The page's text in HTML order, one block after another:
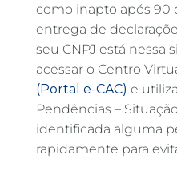
como inapto após 90
entrega de
seu CNPJ está nessa
acessar o Centro
(Portal e-CAC) e
Pendências –
identificada alguma
rapidamente para